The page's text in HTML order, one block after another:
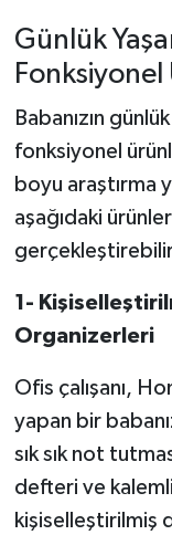
Günlük
Babanızın
fonksiyonel
boyu araştırma
aşağıdaki
1-
Organizerleri
Ofis çalışanı,
yapan bir
sık sık not
defteri ve
kişiselleştirilmiş